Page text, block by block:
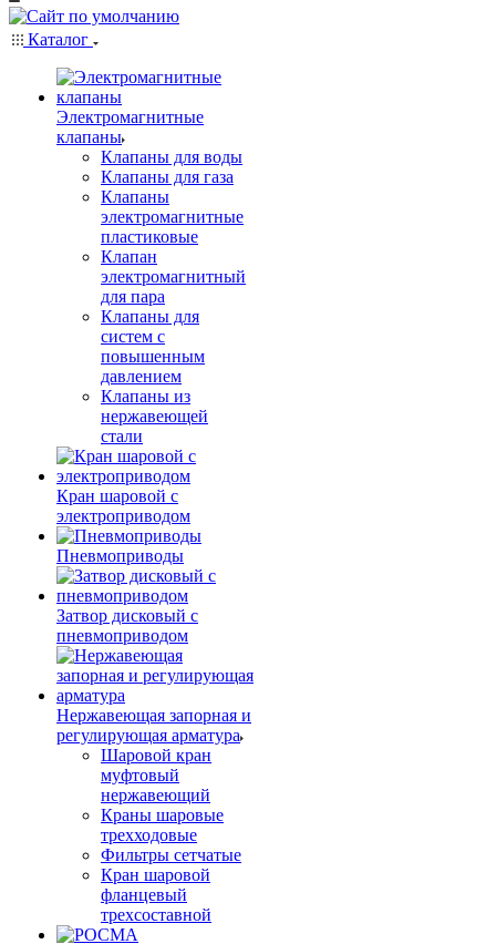
Каталог
Электромагнитные
клапаны
Клапаны для воды
Клапаны для газа
Клапаны
электромагнитные
пластиковые
Клапан
электромагнитный
для пара
Клапаны для
систем с
повышенным
давлением
Клапаны из
нержавеющей
стали
Кран шаровой с
электроприводом
Пневмоприводы
Затвор дисковый с
пневмоприводом
Нержавеющая запорная и
регулирующая арматура
Шаровой кран
муфтовый
нержавеющий
Краны шаровые
трехходовые
Фильтры сетчатые
Кран шаровой
фланцевый
трехсоставной